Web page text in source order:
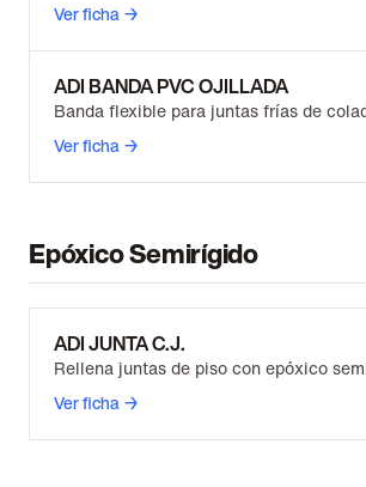
Ver ficha →
ADI BANDA PVC OJILLADA
Banda flexible para juntas frías de
Ver ficha →
Epóxico Semirígido
ADI JUNTA C.J.
Rellena juntas de piso con epóxico
Ver ficha →